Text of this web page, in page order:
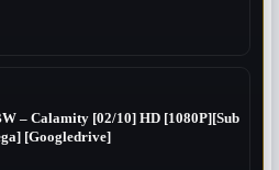
– Calamity [02/10] HD [1080P][Sub
[Googledrive]